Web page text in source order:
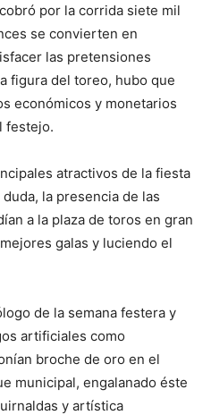
por la corrida siete mil
se convierten en
las pretensiones
figura del toreo, hubo que
económicos y monetarios
festejo.
atractivos de la fiesta
la presencia de las
a la plaza de toros en gran
galas y luciendo el
de la semana festera y
artificiales como
broche de oro en el
municipal, engalanado éste
y artística